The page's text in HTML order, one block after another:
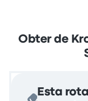
Obter de
Esta